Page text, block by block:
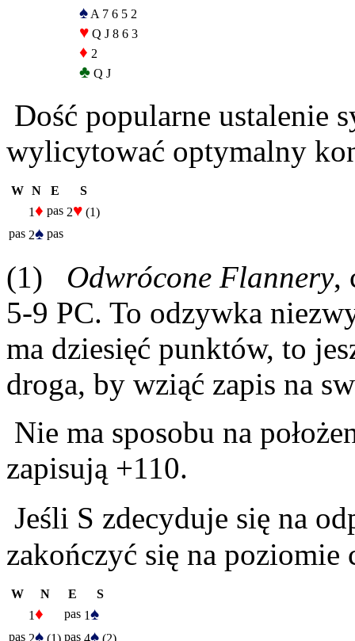
♠ A 7 6 5 2
♥ Q J 8 6 3
♦ 2
♣ Q J
Dość popularne ustalenie
wylicytować optymalny
W N E
S
1♦ pas 2♥ (1)
pas 2♠ pas
(1) Odwrócone Flannery,
5-9 PC. To odzywka
ma dziesięć punktów, to
droga, by wziąć zapis na
Nie ma sposobu na
zapisują +110.
Jeśli S zdecyduje się na
zakończyć się na poziomie
W N E
S
1♦ pas 1♠
pas 2♠ (1) pas 4♠ (2)